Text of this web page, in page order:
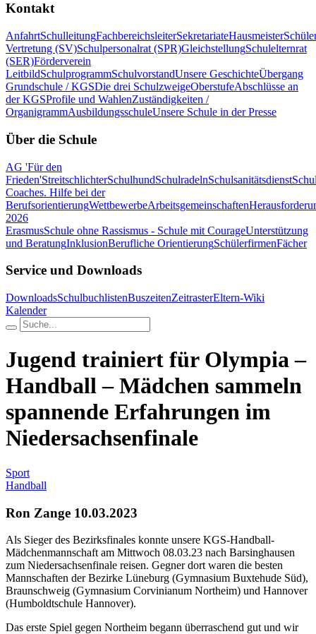
Kontakt
AnfahrtSchulleitungFachbereichsleiterSekretariateHausmeister
Vertretung (SV)Schulpersonalrat (SPR)GleichstellungSchulelternrat
(SER)Förderverein
LeitbildSchulprogrammSchulvorstandUnsere GeschichteÜbergang
Grundschule / KGSDie drei SchulzweigeOberstufeAbschlüsse an
der KGSProfile und WahlenZuständigkeiten /
OrganigrammAusbildungsschuleUnsere Schule in der Presse
Über die Schule
AG 'Für den
Frieden'StreitschlichterSchulhundSchulradelnSchulsanitätsdienst
Coaches. Hilfe bei der
BerufsorientierungWettbewerbeArbeitsgemeinschaften
2026
ErasmusSchule ohne Rassismus - Schule mit CourageUnterstützung
und BeratungInklusionBerufliche OrientierungSchülerfirmenFächer
Service und Downloads
DownloadsSchulbuchlistenBuszeitenZeitrasterEltern-Wiki
Kalender
Jugend trainiert für Olympia –
Handball – Mädchen sammeln
spannende Erfahrungen im
Niedersachsenfinale
Sport
Handball
Ron Zange 10.03.2023
Als Sieger des Bezirksfinales konnte unsere KGS-Handball-
Mädchenmannschaft am Mittwoch 08.03.23 nach Barsinghausen
zum Niedersachsenfinale reisen. Gegner dort waren die besten
Mannschaften der Bezirke Lüneburg (Gymnasium Buxtehude Süd),
Braunschweig (Gymnasium Corvinianum Northeim) und Hannover
(Humboldtschule Hannover).
Das erste Spiel gegen Northeim begann überraschend gut und wir